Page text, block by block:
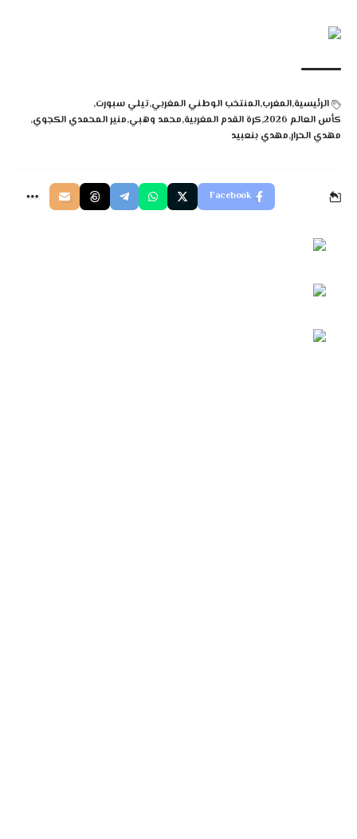
الرئيسيةالمغربالمنتخب الوطني المغربيتيلي سبورت
كأس العالم 2026
كرة القدم المغربيةمحمد وهبيمنير المحمدي الكجوي
مهدي الحرارمهدي بنعبيد
Facebook